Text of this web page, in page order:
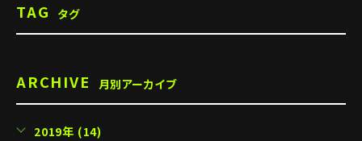
TAG タグ
ARCHIVE 月別アーカイブ
2019年 (14)